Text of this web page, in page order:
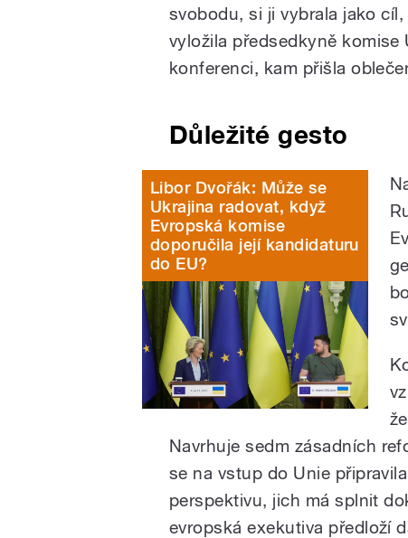
svobodu, si ji vybrala jako
vyložila předsedkyně komise
konferenci, kam přišla
Důležité gesto
Libor Dvořák: Může se
Ukrajina radovat, když
Evropská komise
doporučila její kandidaturu
do EU?
Navrhuje sedm zásadních
se na vstup do Unie
perspektivu, jich má splnit
evropská exekutiva předloží